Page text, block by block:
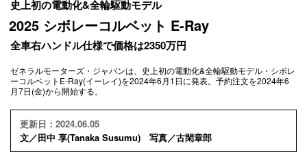
史上初の電動化&全輪駆動モデル
2025 シボレーコルベット E-Ray
全車右ハンドル仕様で価格は2350万円
ゼネラルモーターズ・ジャパンは、史上初の電動化&全輪駆動モデル・シボレ
ーコルベットE-Ray(イーレイ)を2024年6月1日に発表。予約注文を2024年6
月7日(金)から開始する。
更新日：2024.06.05
文／田中 享(Tanaka Susumu) 写真／古閑章郎